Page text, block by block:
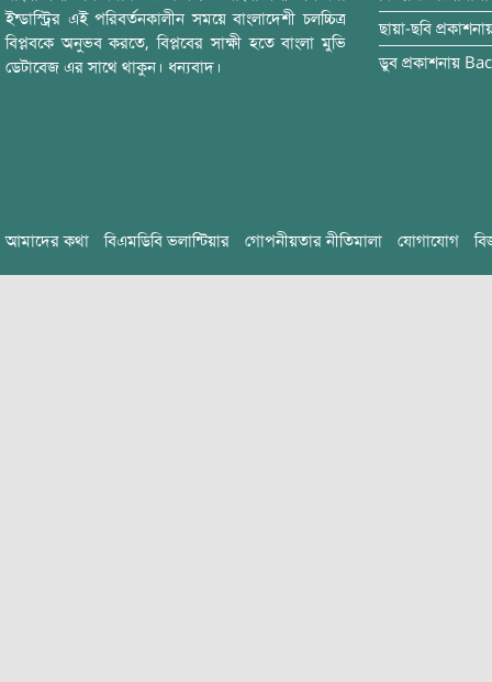
ইন্ডাস্ট্রির এই পরিবর্তনকালীন সময়ে বাংলাদেশী চলচ্চিত্র
বিপ্লবকে অনুভব করতে, বিপ্লবের সাক্ষী হতে বাংলা মুভি
ডেটাবেজ এর সাথে থাকুন। ধন্যবাদ।
ছায়া-ছবি
ডুব প্রকাশনায়
আমাদের কথা বিএমডিবি ভলান্টিয়ার গোপনীয়তার নীতিমালা যোগাযোগ